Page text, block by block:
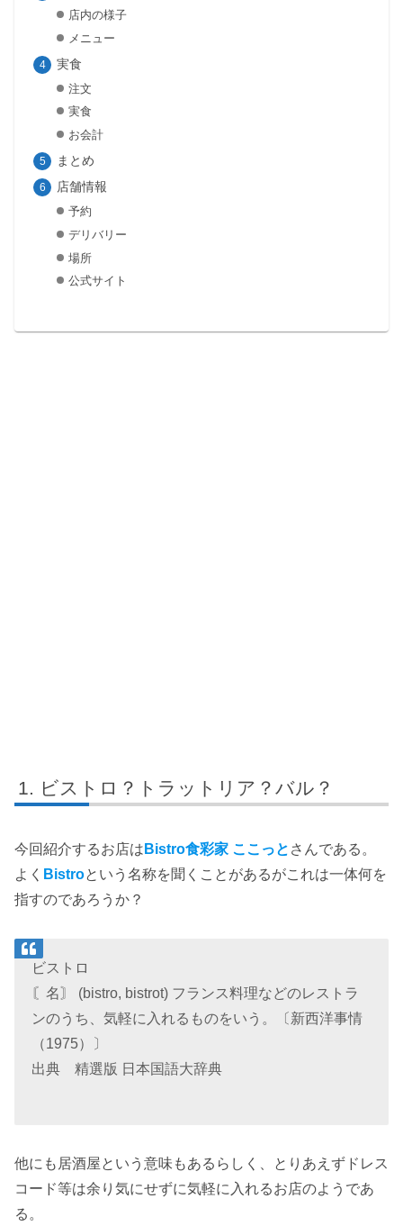
店内の様子
メニュー
実食
注文
実食
お会計
まとめ
店舗情報
予約
デリバリー
場所
公式サイト
ビストロ？トラットリア？バル？
今回紹介するお店は Bistro食彩家 ここっと さんである。
よく Bistroという名称を聞くことがあるがこれは一体何を
指すのであろうか？
ビストロ
〘名〙 (bistro, bistrot) フランス料理などのレストラ
ンのうち、気軽に入れるものをいう。〔新西洋事情
（1975）〕
出典 精選版 日本国語大辞典
他にも居酒屋という意味もあるらしく、とりあえずドレス
コード等は余り気にせずに気軽に入れるお店のようであ
る。